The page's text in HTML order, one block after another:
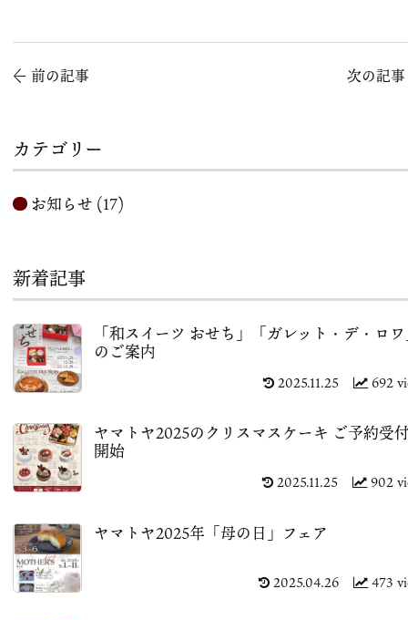
← 前の記事 次の記事
カテゴリー
お知らせ (17)
新着記事
「和スイーツ おせち」「ガレット・デ・ロ
のご案内
692
2025.11.25
ヤマトヤ2025のクリスマスケーキ ご予約受
開始
902
2025.11.25
ヤマトヤ2025年「母の日」フェア
473
2025.04.26